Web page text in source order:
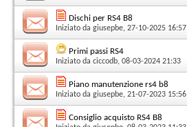
Dischi per RS4 B8
Iniziato da giusepbe, 27-10-2025 16:57
Primi passi RS4
Iniziato da ciccodb, 08-03-2024 21:33
Piano manutenzione rs4 b8
Iniziato da giusepbe, 21-07-2023 15:56
Consiglio acquisto RS4 B8